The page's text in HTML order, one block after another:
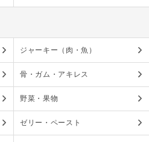
ジャーキー（肉・魚）
骨・ガム・アキレス
野菜・果物
ゼリー・ペースト